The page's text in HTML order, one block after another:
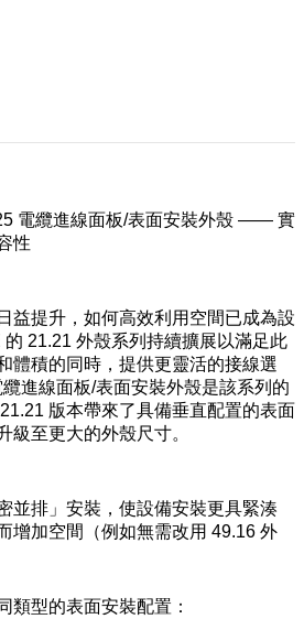
電纜進線面板/表面安裝外殼 —— 實
性
益提升，如何高效利用空間已成為設
21.21 外殼系列持續擴展以滿足此
體積的同時，提供更靈活的接線選
進線面板/表面安裝外殼是該系列的
版本帶來了具備垂直配置的表面
級至更大的外殼尺寸。
並排」安裝，使設備安裝更具緊湊
增加空間（例如無需改用 49.16 外
類型的表面安裝配置：